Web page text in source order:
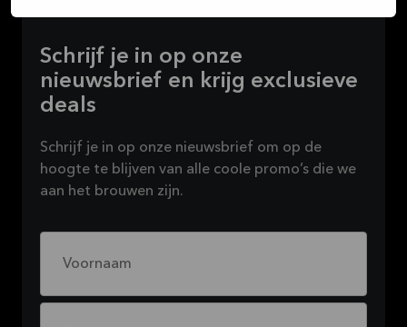
Schrijf je in op onze
nieuwsbrief en krijg exclusieve
deals
Schrijf je in op onze nieuwsbrief om op de
hoogte te blijven van alle coole promo’s die we
aan het brouwen zijn.
Voornaam